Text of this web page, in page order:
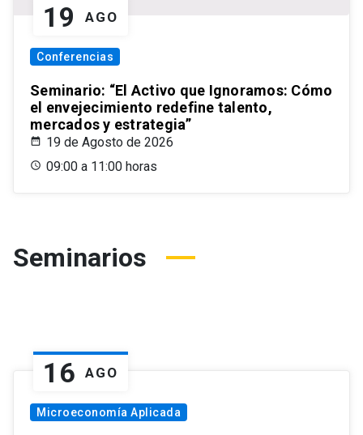
19 AGO
Conferencias
Seminario: “El Activo que Ignoramos: Cómo
el envejecimiento redefine talento,
mercados y estrategia”
19 de Agosto de 2026
09:00 a 11:00 horas
Seminarios
16 AGO
Microeconomía Aplicada